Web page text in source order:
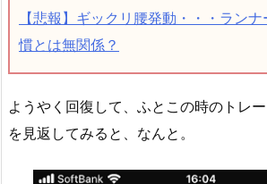
【悲報】ギックリ腰発動・・・ラン
慣とは無関係？
ようやく回復して、ふとこの時のトレ
を見返してみると、なんと。